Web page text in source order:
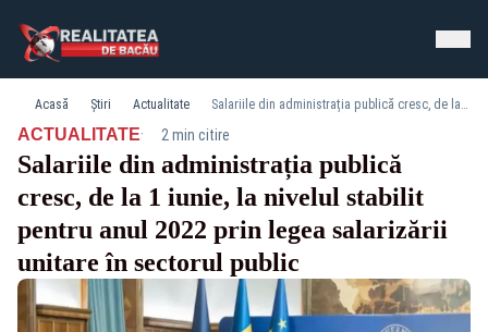
Acasă Știri Actualitate Salariile din administrația publică cresc, de la 1 iunie, la nivelul stabilit pentru anul 2022 prin legea salarizării unitare în sectorul public
ACTUALITATE· 2 min citire
Salariile din administrația publică
cresc, de la 1 iunie, la nivelul stabilit
pentru anul 2022 prin legea salarizării
unitare în sectorul public